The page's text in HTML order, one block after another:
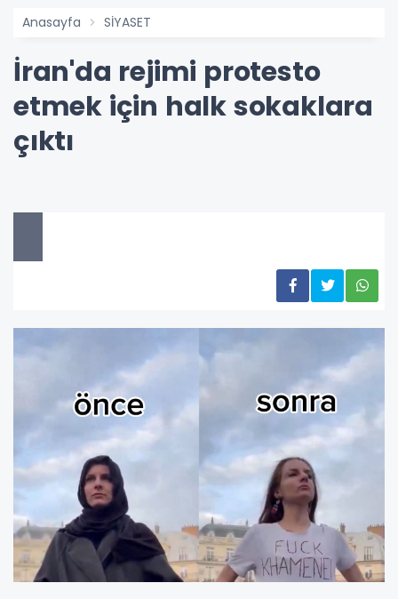
Anasayfa SİYASET
İran'da rejimi protesto
etmek için halk sokaklara
çıktı